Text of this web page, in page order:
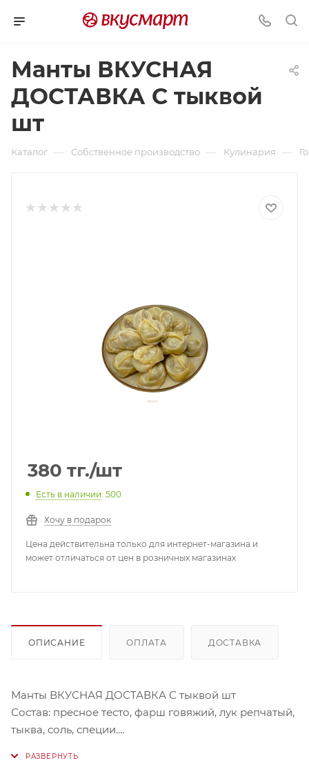
Манты ВКУСНАЯ
ДОСТАВКА С тыквой
шт
Каталог — Собственное производство — Кулинария —
380 тг./шт
Есть в наличии: 500
Хочу в подарок
Цена действительна только для интернет-магазина и
может отличаться от цен в розничных магазинах
ОПИСАНИЕ ОПЛАТА ДОСТАВКА
Манты ВКУСНАЯ ДОСТАВКА С тыквой шт
Состав: пресное тесто, фарш говяжий, лук репчатый,
тыква, соль, специи.